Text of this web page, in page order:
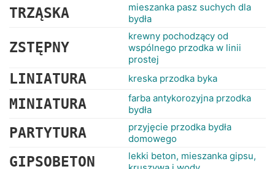
TRZĄSKA
mieszanka pasz suchych dla
bydła
ZSTĘPNY
krewny pochodzący od
wspólnego przodka w linii
prostej
LINIATURA kreska przodka byka
MINIATURA
farba antykorozyjna przodka
bydła
PARTYTURA
przyjęcie przodka bydła
domowego
GIPSOBETON
lekki beton, mieszanka gipsu,